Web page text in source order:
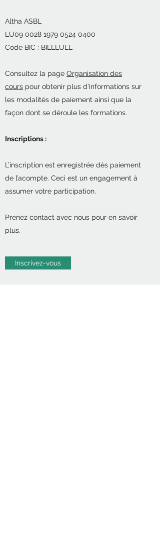
Altha ASBL
LU09 0028 1979 0524 0400
Code BIC : BILLLULL
Consultez la page Organisation des
cours pour obtenir plus d'informations sur
les modalités de paiement ainsi que la
façon dont se déroule les formations.
Inscriptions :
L’inscription est enregistrée dès paiement
de l’acompte. Ceci est un engagement à
assumer votre participation.
Prenez contact avec nous pour en savoir
plus.
Inscrivez-vous